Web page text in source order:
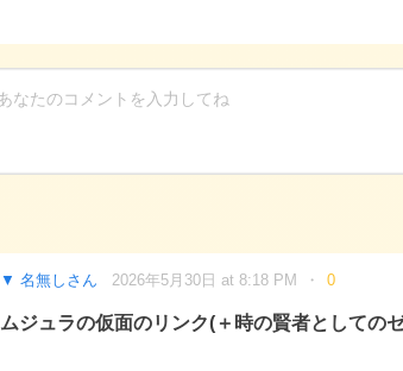
名無しさん 2026年5月30日 at 8:18 PM 0
ムジュラの仮面のリンク(＋時の賢者としての